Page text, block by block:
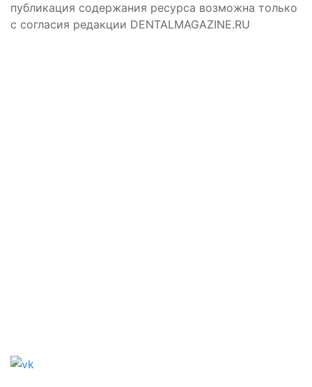
публикация содержания ресурса возможна только
с согласия редакции DENTALMAGAZINE.RU